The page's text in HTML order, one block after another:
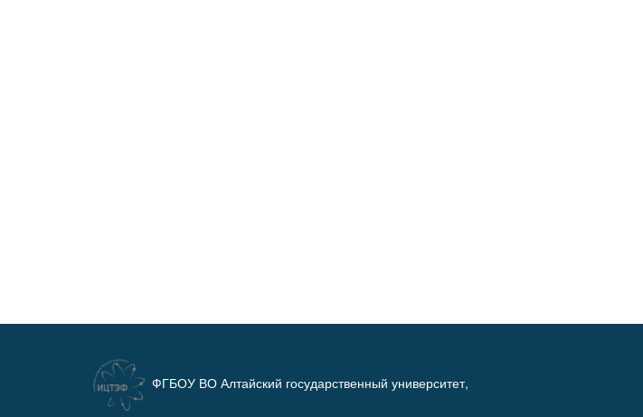
ФГБОУ ВО Алтайский государственный университет,